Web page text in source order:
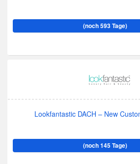
(noch 593 Tage)
Lookfantastic DACH – New
(noch 145 Tage)